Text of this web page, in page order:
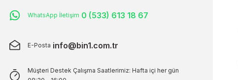
WhatsApp İletişim 0 (533) 613 18 67
E-Posta info@bin1.com.tr
Müşteri Destek Çalışma Saatlerimiz: Hafta içi her gün